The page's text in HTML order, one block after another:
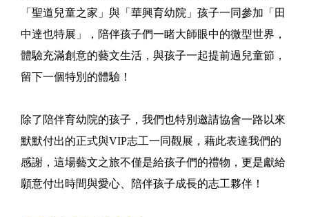
「聖道兒童之家」與「華興育幼院」孩子一同參加「田
中達也特展」，陪伴孩子們一睹大師眼中的微型世界，
體驗充滿創意的藝文生活，與孩子一起提前過兒童節，
留下一個特別的體驗！
除了陪伴育幼院的孩子，我們也特別邀請協會一路以來
默默付出的正式與VIP志工一同觀展，藉此表達我們的
感謝，這場藝文之旅不僅是給孩子們的禮物，更是獻給
願意付出時間與愛心、陪伴孩子成長的志工夥伴！